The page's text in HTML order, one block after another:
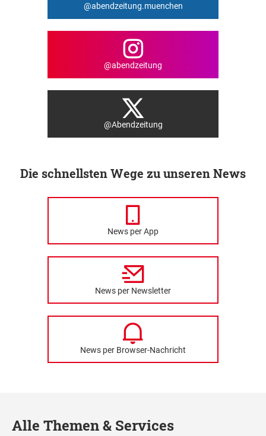
@abendzeitung.muenchen
@abendzeitung
@Abendzeitung
Die schnellsten Wege zu unseren News
News per App
News per Newsletter
News per Browser-Nachricht
Alle Themen & Services